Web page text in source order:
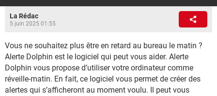
La Rédac
5 juin 2025 01:55
Vous ne souhaitez plus être en retard au bureau le matin ?
Alerte Dolphin est le logiciel qui peut vous aider. Alerte
Dolphin vous propose d’utiliser votre ordinateur comme
réveille-matin. En fait, ce logiciel vous permet de créer des
alertes qui s’afficheront au moment voulu. Il peut vous